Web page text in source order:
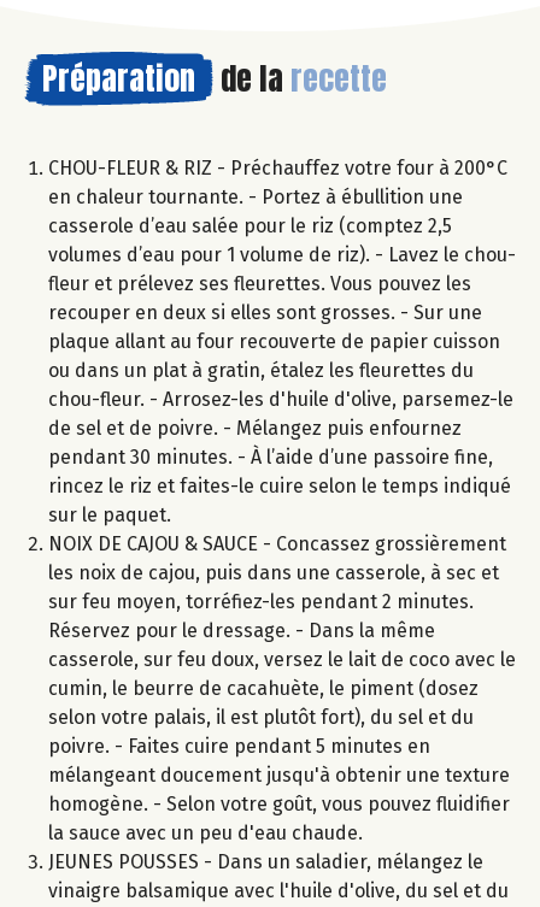
Préparation de la recette
CHOU-FLEUR & RIZ - Préchauffez votre four à 200°C
en chaleur tournante. - Portez à ébullition une
casserole d’eau salée pour le riz (comptez 2,5
volumes d’eau pour 1 volume de riz). - Lavez le chou-
fleur et prélevez ses fleurettes. Vous pouvez les
recouper en deux si elles sont grosses. - Sur une
plaque allant au four recouverte de papier cuisson
ou dans un plat à gratin, étalez les fleurettes du
chou-fleur. - Arrosez-les d'huile d'olive, parsemez-le
de sel et de poivre. - Mélangez puis enfournez
pendant 30 minutes. - À l’aide d’une passoire fine,
rincez le riz et faites-le cuire selon le temps indiqué
sur le paquet.
NOIX DE CAJOU & SAUCE - Concassez grossièrement
les noix de cajou, puis dans une casserole, à sec et
sur feu moyen, torréfiez-les pendant 2 minutes.
Réservez pour le dressage. - Dans la même
casserole, sur feu doux, versez le lait de coco avec le
cumin, le beurre de cacahuète, le piment (dosez
selon votre palais, il est plutôt fort), du sel et du
poivre. - Faites cuire pendant 5 minutes en
mélangeant doucement jusqu'à obtenir une texture
homogène. - Selon votre goût, vous pouvez fluidifier
la sauce avec un peu d'eau chaude.
JEUNES POUSSES - Dans un saladier, mélangez le
vinaigre balsamique avec l'huile d'olive, du sel et du